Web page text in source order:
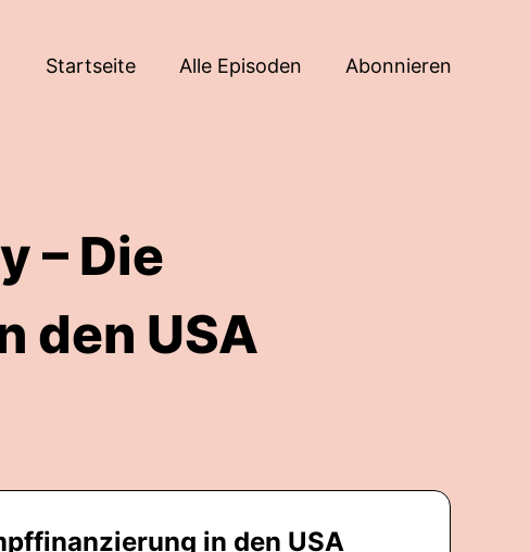
Startseite Alle Episoden Abonnieren
– Die
den USA